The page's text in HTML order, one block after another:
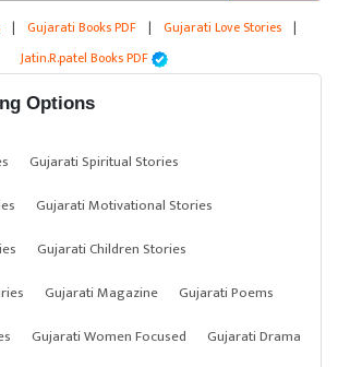
| Gujarati Books PDF | Gujarati Love Stories |
Jatin.R.patel Books PDF
Options
Gujarati Spiritual Stories
Gujarati Motivational Stories
Gujarati Children Stories
Gujarati Magazine
Gujarati Poems
Gujarati Women Focused
Gujarati Drama